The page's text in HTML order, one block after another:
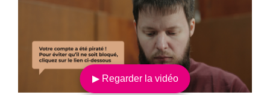
▶ Regarder la vidéo